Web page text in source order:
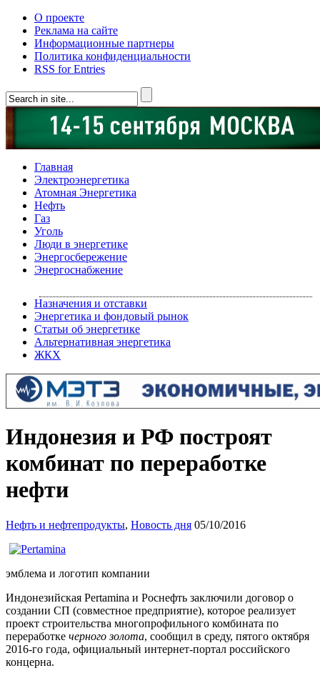
О проекте
Реклама на сайте
Информационные партнеры
Политика конфиденциальности
RSS for Entries
Главная
Электроэнергетика
Атомная Энергетика
Нефть
Газ
Уголь
Люди в энергетике
Энергосбережение
Энергоснабжение
Назначения и отставки
Энергетика и фондовый рынок
Статьи об энергетике
Альтернативная энергетика
ЖКХ
Индонезия и РФ построят
комбинат по переработке
нефти
Нефть и нефтепродукты, Новость дня 05/10/2016
эмблема и логотип компании
Индонезийская Pertamina и Роснефть заключили договор о
создании СП (совместное предприятие), которое реализует
проект строительства многопрофильного комбината по
переработке черного золота, сообщил в среду, пятого октября
2016-го года, официальный интернет-портал российского
концерна.